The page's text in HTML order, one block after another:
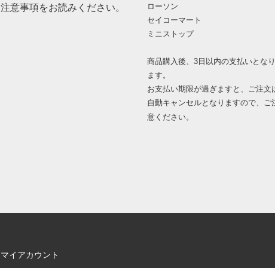
注意事項をお読みください。
ローソン
セイコーマート
ミニストップ
商品購入後、3日以内の支払いとなり
ます。
お支払い期限が過ぎますと、ご注文
自動キャンセルとなりますので、ご
意ください。
マイアカウント